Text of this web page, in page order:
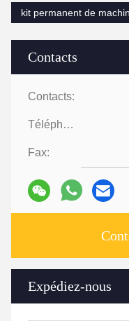
Contacts
Contacts:
Téléphone:
Fax:
Expédiez-nous
kit permanent de